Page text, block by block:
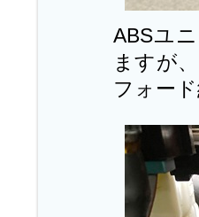
ABSユ
ますが
フォー